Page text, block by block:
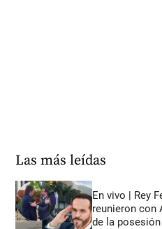
Las más leídas
En vivo | Rey
reunieron con
de la posesión